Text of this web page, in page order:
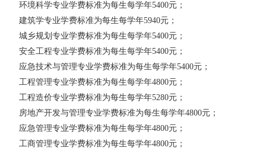
环境科学专业学费标准为每生每学年5400元；
建筑学专业学费标准为每生每学年5940元；
城乡规划专业学费标准为每生每学年5400元；
安全工程专业学费标准为每生每学年5400元；
应急技术与管理专业学费标准为每生每学年5400元；
工程管理专业学费标准为每生每学年4800元；
工程造价专业学费标准为每生每学年5280元；
房地产开发与管理专业学费标准为每生每学年4800元；
应急管理专业学费标准为每生每学年4800元；
工商管理专业学费标准为每生每学年4800元；